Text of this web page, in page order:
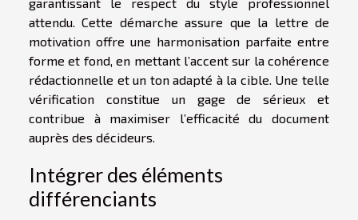
attendu. Cette démarche assure que la lettre de
motivation offre une harmonisation parfaite entre
forme et fond, en mettant l’accent sur la cohérence
rédactionnelle et un ton adapté à la cible. Une telle
vérification constitue un gage de sérieux et
contribue à maximiser l’efficacité du document
auprès des décideurs.
Intégrer des éléments
différenciants